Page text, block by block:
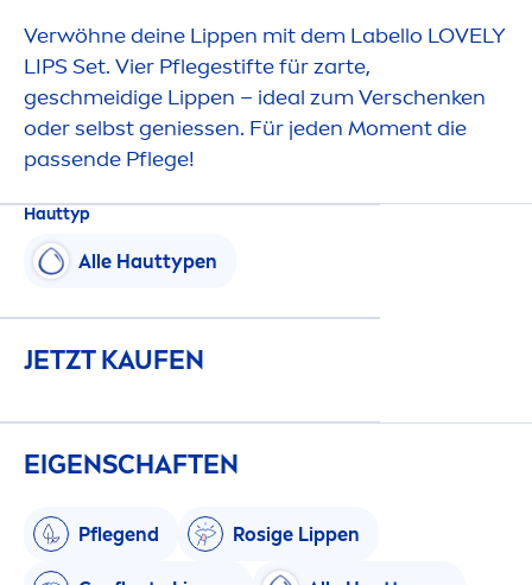
Verwöhne deine Lippen mit dem Labello LOVELY
LIPS Set. Vier Pflegestifte für zarte,
geschmeidige Lippen – ideal zum Verschenken
oder selbst geniessen. Für jeden Moment die
passende Pflege!
Hauttyp
Alle Hauttypen
JETZT KAUFEN
EIGENSCHAFTEN
Pflegend Rosige Lippen